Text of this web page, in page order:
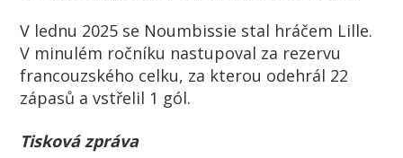
V lednu 2025 se Noumbissie stal hráčem Lille.
V minulém ročníku nastupoval za rezervu
francouzského celku, za kterou odehrál 22
zápasů a vstřelil 1 gól.
Tisková zpráva